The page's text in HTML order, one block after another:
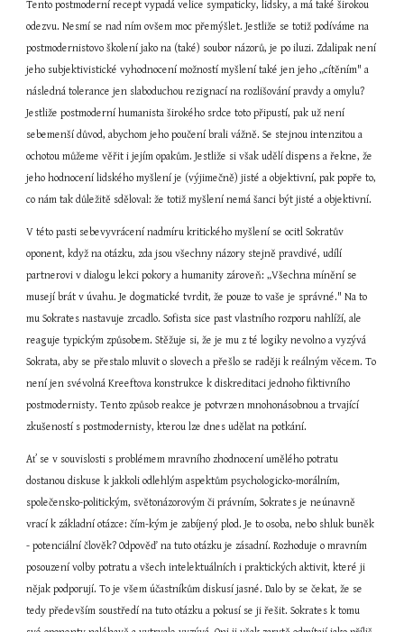
Tento postmoderní recept vypadá velice sympaticky, lidsky, a má také širokou
odezvu. Nesmí se nad ním ovšem moc přemýšlet. Jestliže se totiž podíváme na
postmodernistovo školení jako na (také) soubor názorů, je po iluzi. Zdalipak není
jeho subjektivistické vyhodnocení možností myšlení také jen jeho „cítěním" a
následná tolerance jen slaboduchou rezignací na rozlišování pravdy a omylu?
Jestliže postmoderní humanista širokého srdce toto připustí, pak už není
sebemenší důvod, abychom jeho poučení brali vážně. Se stejnou intenzitou a
ochotou můžeme věřit i jejím opakům. Jestliže si však udělí dispens a řekne, že
jeho hodnocení lidského myšlení je (výjimečně) jisté a objektivní, pak popře to,
co nám tak důležitě sděloval: že totiž myšlení nemá šanci být jisté a objektivní.
V této pasti sebevyvrácení nadmíru kritického myšlení se ocitl Sokratův
oponent, když na otázku, zda jsou všechny názory stejně pravdivé, udílí
partnerovi v dialogu lekci pokory a humanity zároveň: „Všechna mínění se
musejí brát v úvahu. Je dogmatické tvrdit, že pouze to vaše je správné." Na to
mu Sokrates nastavuje zrcadlo. Sofista sice past vlastního rozporu nahlíží, ale
reaguje typickým způsobem. Stěžuje si, že je mu z té logiky nevolno a vyzývá
Sokrata, aby se přestalo mluvit o slovech a přešlo se raději k reálným věcem. To
není jen svévolná Kreeftova konstrukce k diskreditaci jednoho fiktivního
postmodernisty. Tento způsob reakce je potvrzen mnohonásobnou a trvající
zkušeností s postmodernisty, kterou lze dnes udělat na potkání.
Ať se v souvislosti s problémem mravního zhodnocení umělého potratu
dostanou diskuse k jakkoli odlehlým aspektům psychologicko-morálním,
společensko-politickým, světonázorovým či právním, Sokrates je neúnavně
vrací k základní otázce: čím-kým je zabíjený plod. Je to osoba, nebo shluk buněk
- potenciální člověk? Odpověď na tuto otázku je zásadní. Rozhoduje o mravním
posouzení volby potratu a všech intelektuálních i praktických aktivit, které ji
nějak podporují. To je všem účastníkům diskusí jasné. Dalo by se čekat, že se
tedy především soustředí na tuto otázku a pokusí se ji řešit. Sokrates k tomu